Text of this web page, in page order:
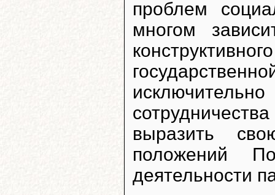
проблем
многом
выразить
положений
деятельности